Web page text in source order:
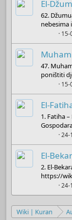
El-
62.
nebesima
15-
47.
poništiti
15-
El-
1. Fatiha
24-
El-
2. El-
https://
24-
Wiki | Kuran